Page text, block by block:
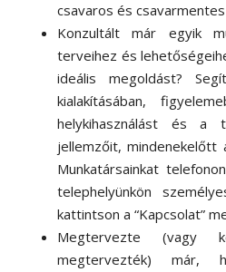
csavaros és
Konzultált már egyik
terveihez és
ideális megoldást?
kialakításában,
helykihasználást és a
jellemzőit, mindenekelőtt
Munkatársainkat
telephelyünkön
kattintson a “Kapcsolat”
Megtervezte (vagy
megtervezték)